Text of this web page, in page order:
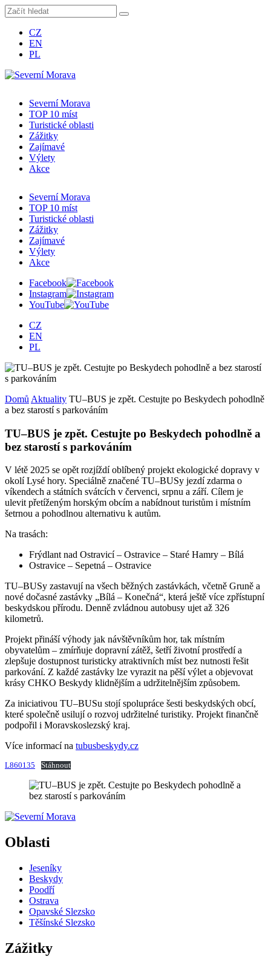
CZ
EN
PL
Severní Morava
TOP 10 míst
Turistické oblasti
Zážitky
Zajímavé
Výlety
Akce
Severní Morava
TOP 10 míst
Turistické oblasti
Zážitky
Zajímavé
Výlety
Akce
Facebook
Instagram
YouTube
CZ
EN
PL
Domů Aktuality TU–BUS je zpět. Cestujte po Beskydech pohodlně
a bez starostí s parkováním
TU–BUS je zpět. Cestujte po Beskydech pohodlně a
bez starostí s parkováním
V létě 2025 se opět rozjíždí oblíbený projekt ekologické dopravy v
okolí Lysé hory. Speciálně značené TU–BUSy jezdí zdarma o
víkendech a státních svátcích v červenci, srpnu a září. Cílem je
ulevit přetíženým horským obcím a nabídnout turistům i místním
šetrnou a pohodlnou alternativu k autům.
Na trasách:
Frýdlant nad Ostravicí – Ostravice – Staré Hamry – Bílá
Ostravice – Sepetná – Ostravice
TU–BUSy zastavují na všech běžných zastávkách, včetně Gruně a
nové dočasné zastávky „Bílá – Konečná“, která ještě více zpřístupní
beskydskou přírodu. Denně zvládnou autobusy ujet až 326
kilometrů.
Projekt přináší výhody jak návštěvníkům hor, tak místním
obyvatelům – zmírňuje dopravní zátěž, šetří životní prostředí a
zlepšuje dostupnost turisticky atraktivních míst bez nutnosti řešit
parkování. Z každé zastávky lze vyrazit na pěší výlet a objevovat
krásy CHKO Beskydy klidnějším a udržitelnějším způsobem.
Za iniciativou TU–BUSu stojí spolupráce šesti beskydských obcí,
které společně usilují o rozvoj udržitelné turistiky. Projekt finančně
podpořil i Moravskoslezský kraj.
Více informací na tubusbeskydy.cz
L860135 Stáhnout
Oblasti
Jeseníky
Beskydy
Poodří
Ostrava
Opavské Slezsko
Těšínské Slezsko
Zážitky